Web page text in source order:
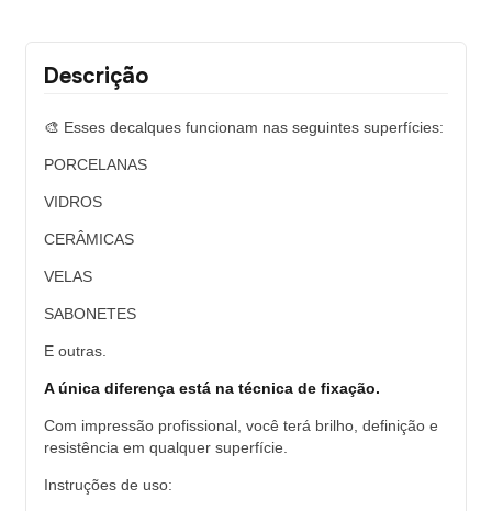
Descrição
🎨 Esses decalques funcionam nas seguintes superfícies:
PORCELANAS
VIDROS
CERÂMICAS
VELAS
SABONETES
E outras.
A única diferença está na técnica de fixação.
Com impressão profissional, você terá brilho, definição e
resistência em qualquer superfície.
Instruções de uso: